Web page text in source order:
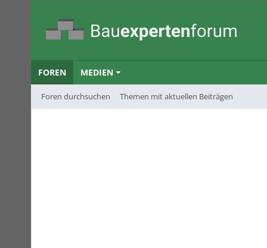
FOREN
Foren durchsuchen Themen mit aktuellen Beiträgen
MEDIEN